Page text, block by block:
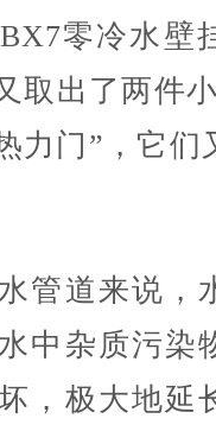
BX7零冷水壁
取出了两件
力门”，它
道来说，
中杂质污染
，极大地延